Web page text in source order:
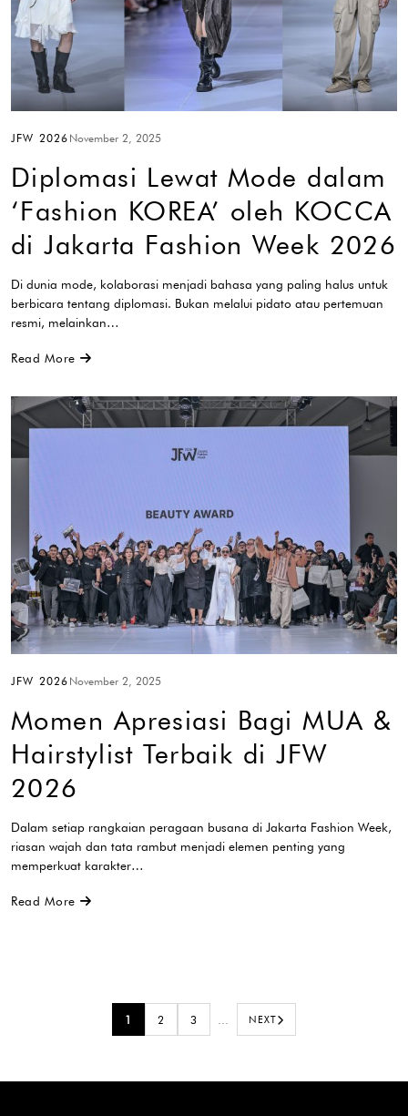
JFW 2026 November 2, 2025
Diplomasi Lewat Mode dalam
‘Fashion KOREA’ oleh KOCCA
di Jakarta Fashion Week 2026
Di dunia mode, kolaborasi menjadi bahasa yang paling halus untuk
berbicara tentang diplomasi. Bukan melalui pidato atau pertemuan
resmi, melainkan…
Read More
JFW 2026 November 2, 2025
Momen Apresiasi Bagi MUA &
Hairstylist Terbaik di JFW
2026
Dalam setiap rangkaian peragaan busana di Jakarta Fashion Week,
riasan wajah dan tata rambut menjadi elemen penting yang
memperkuat karakter…
Read More
1 2 3 NEXT